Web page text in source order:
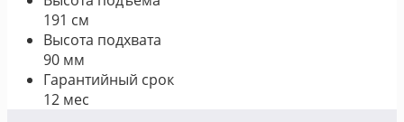
191 см
Высота подхвата
90 мм
Гарантийный срок
12 мес